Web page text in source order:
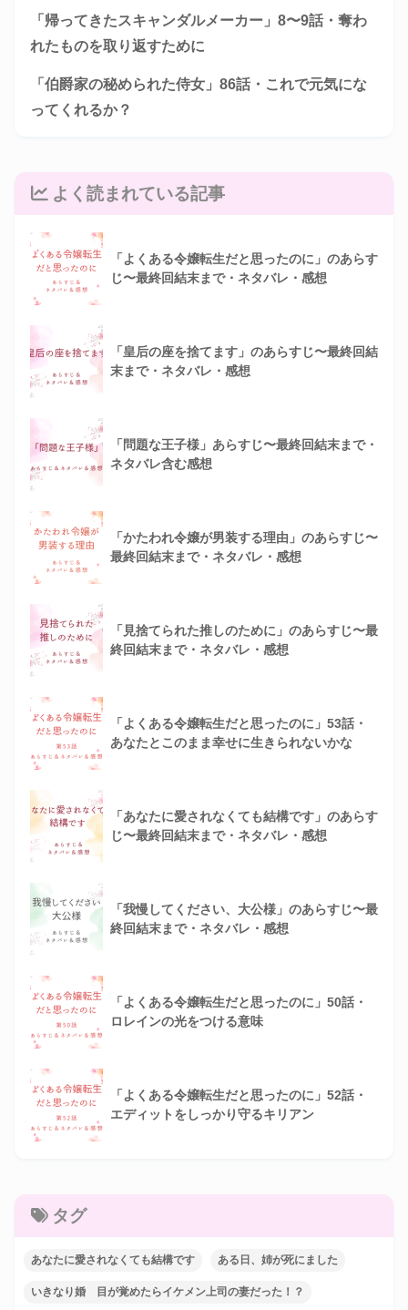
「帰ってきたスキャンダルメーカー」8〜9話・奪わ
れたものを取り返すために
「伯爵家の秘められた侍女」86話・これで元気にな
ってくれるか？
よく読まれている記事
「よくある令嬢転生だと思ったのに」のあらす
じ〜最終回結末まで・ネタバレ・感想
「皇后の座を捨てます」のあらすじ〜最終回結
末まで・ネタバレ・感想
「問題な王子様」あらすじ〜最終回結末まで・
ネタバレ含む感想
「かたわれ令嬢が男装する理由」のあらすじ〜
最終回結末まで・ネタバレ・感想
「見捨てられた推しのために」のあらすじ〜最
終回結末まで・ネタバレ・感想
「よくある令嬢転生だと思ったのに」53話・
あなたとこのまま幸せに生きられないかな
「あなたに愛されなくても結構です」のあらす
じ〜最終回結末まで・ネタバレ・感想
「我慢してください、大公様」のあらすじ〜最
終回結末まで・ネタバレ・感想
「よくある令嬢転生だと思ったのに」50話・
ロレインの光をつける意味
「よくある令嬢転生だと思ったのに」52話・
エディットをしっかり守るキリアン
タグ
あなたに愛されなくても結構です ある日、姉が死にました
いきなり婚 目が覚めたらイケメン上司の妻だった！？